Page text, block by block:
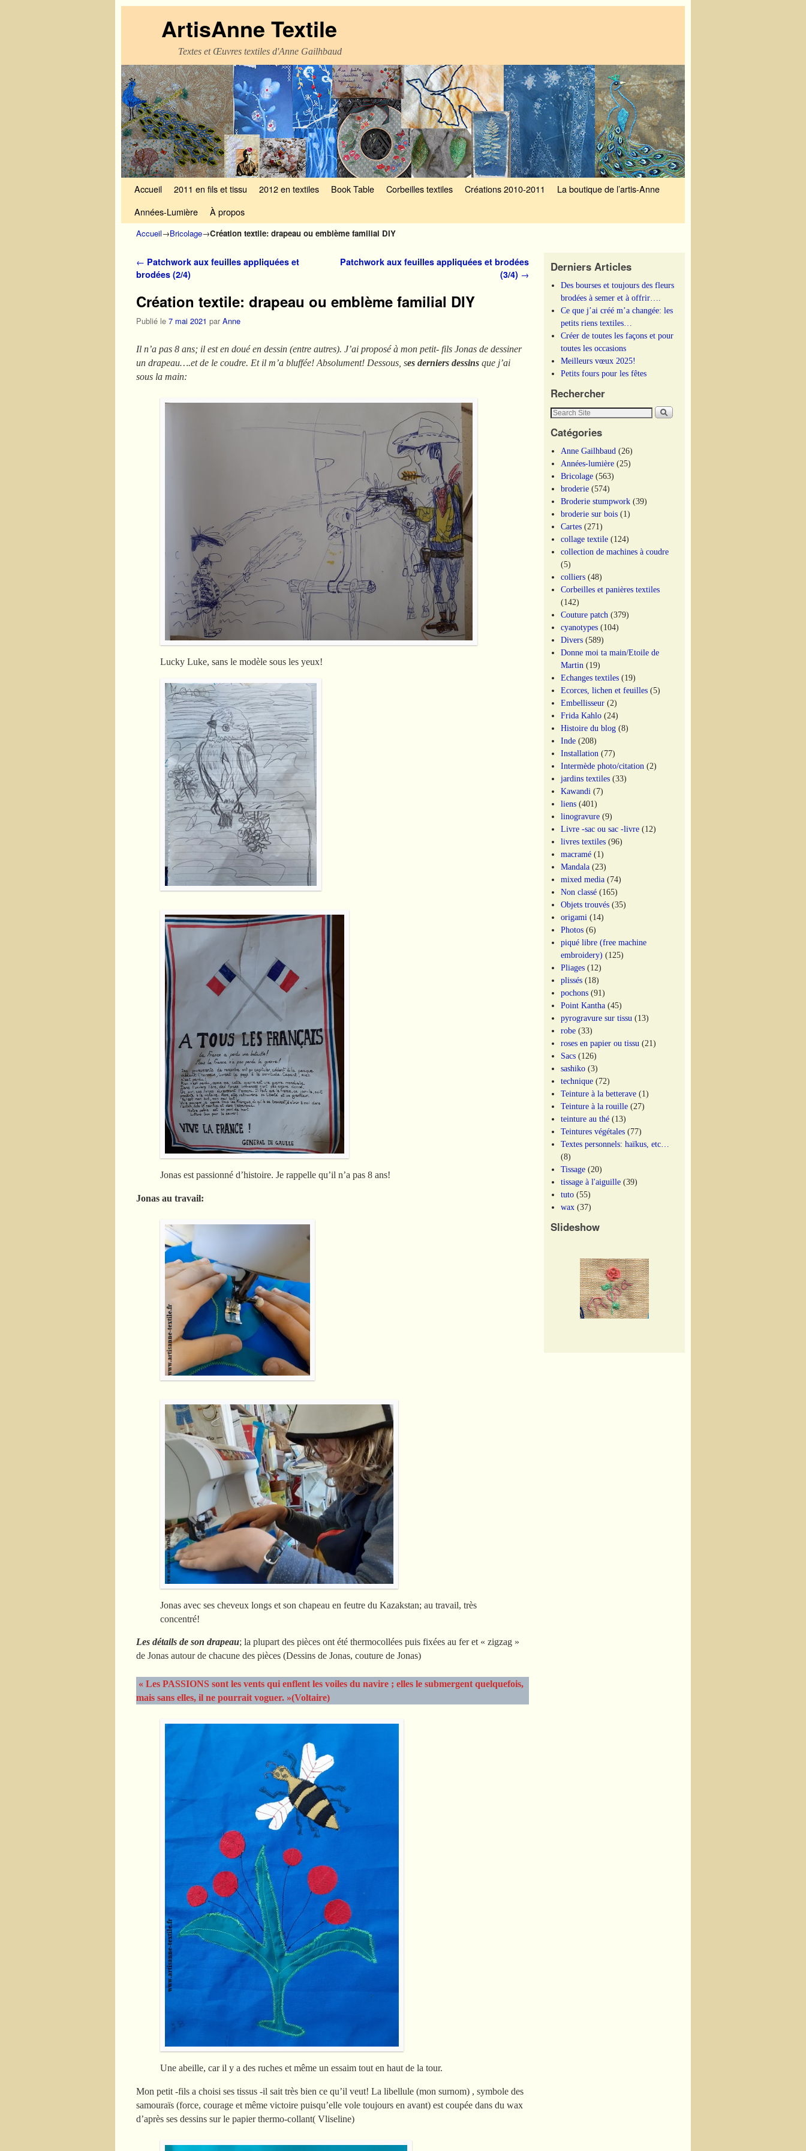
ArtisAnne Textile
Textes et Œuvres textiles d'Anne Gailhbaud
Accueil 2011 en fils et tissu 2012 en textiles Book Table Corbeilles textiles Créations 2010-2011
La boutique de l’artis-Anne
Années-Lumière
À propos
Accueil→Bricolage→Création textile: drapeau ou emblème familial DIY
Navigation des articles
← Patchwork aux feuilles appliquées et
brodées (2/4)
Patchwork aux feuilles appliquées et brodées
(3/4) →
Création textile: drapeau ou emblème familial DIY
Publié le 7 mai 2021 par Anne
Il n’a pas 8 ans; il est en doué en dessin (entre autres). J’ai proposé à mon petit- fils Jonas de dessiner
un drapeau….et de le coudre. Et il m’a bluffée! Absolument! Dessous, ses derniers dessins que j’ai
sous la main:
Lucky Luke, sans le modèle sous les yeux!
Jonas est passionné d’histoire. Je rappelle qu’il n’a pas 8 ans!
Jonas au travail:
Jonas avec ses cheveux longs et son chapeau en feutre du Kazakstan; au travail, très
concentré!
Les détails de son drapeau; la plupart des pièces ont été thermocollées puis fixées au fer et « zigzag »
de Jonas autour de chacune des pièces (Dessins de Jonas, couture de Jonas)
« Les PASSIONS sont les vents qui enflent les voiles du navire ; elles le submergent quelquefois,
mais sans elles, il ne pourrait voguer. »(Voltaire)
Une abeille, car il y a des ruches et même un essaim tout en haut de la tour.
Mon petit -fils a choisi ses tissus -il sait très bien ce qu’il veut! La libellule (mon surnom) , symbole des
samouraïs (force, courage et même victoire puisqu’elle vole toujours en avant) est coupée dans du wax
d’après ses dessins sur le papier thermo-collant( Vliseline)
Derniers Articles
Des bourses et toujours des fleurs
brodées à semer et à offrir….
Ce que j’ai créé m’a changée: les
petits riens textiles…
Créer de toutes les façons et pour
toutes les occasions
Meilleurs vœux 2025!
Petits fours pour les fêtes
Rechercher
Catégories
Anne Gailhbaud (26)
Années-lumière (25)
Bricolage (563)
broderie (574)
Broderie stumpwork (39)
broderie sur bois (1)
Cartes (271)
collage textile (124)
collection de machines à coudre
(5)
colliers (48)
Corbeilles et panières textiles
(142)
Couture patch (379)
cyanotypes (104)
Divers (589)
Donne moi ta main/Etoile de
Martin (19)
Echanges textiles (19)
Ecorces, lichen et feuilles (5)
Embellisseur (2)
Frida Kahlo (24)
Histoire du blog (8)
Inde (208)
Installation (77)
Intermède photo/citation (2)
jardins textiles (33)
Kawandi (7)
liens (401)
linogravure (9)
Livre -sac ou sac -livre (12)
livres textiles (96)
macramé (1)
Mandala (23)
mixed media (74)
Non classé (165)
Objets trouvés (35)
origami (14)
Photos (6)
piqué libre (free machine
embroidery) (125)
Pliages (12)
plissés (18)
pochons (91)
Point Kantha (45)
pyrogravure sur tissu (13)
robe (33)
roses en papier ou tissu (21)
Sacs (126)
sashiko (3)
technique (72)
Teinture à la betterave (1)
Teinture à la rouille (27)
teinture au thé (13)
Teintures végétales (77)
Textes personnels: haïkus, etc…
(8)
Tissage (20)
tissage à l'aiguille (39)
tuto (55)
wax (37)
Slideshow